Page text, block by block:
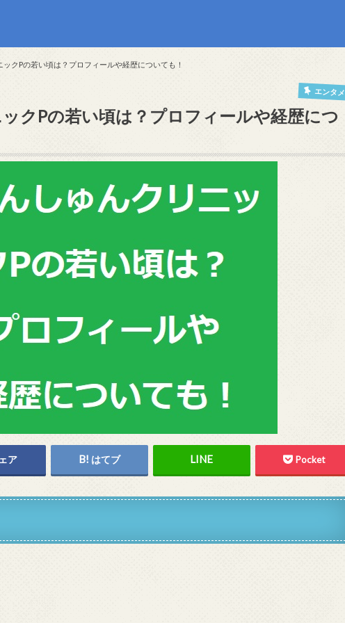
ックPの若い頃は？プロフィールや経歴についても！
エンタメ
クPの若い頃は？プロフィールや経歴につ
ア はてブ Pocket